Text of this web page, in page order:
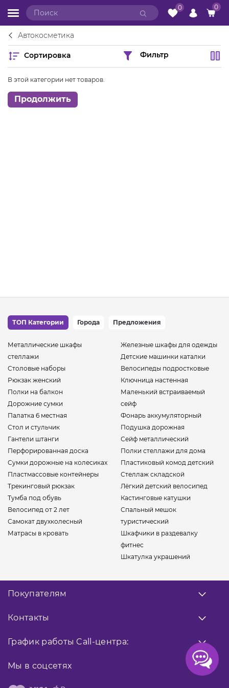
0 0
Автокосметика
Сортировка Фильтр
В этой категории нет товаров.
Продолжить
ТОП Категории Города Предложения
Металлические шкафы
стеллажи
Столовые наборы
Рюкзак женский
Полки на балкон
Дорожние сумки
Палатка 6 местная
Стол и стульчик
Гантели штанги
Железные шкафы для одежды
Детские машинки каталки
Велосипеды подростковые
Ключница настенная
Маленький встраиваемый
сейф
Фонарь аккумуляторный
Подушка дорожная
Сейф металлический
Перфорированная доска
Сумки дорожные на колесиках
Пластмассовые контейнеры
Трекинговый рюкзак
Тумба под обувь
Велосипед от 2 лет
Самокат двухколесный
Матрасы в кровать
Полки стеллажи для дома
Пластиковый комод детский
Стеллаж складской
Лёгкий детский велосипед
Кастинговые катушки
Спальный мешок
туристический
Шкафчики в раздевалку
фитнес
Шкатулка украшений
Контакты
Заказать звонок
0 800 33 10 32
График работыCall-центра:
Прием заказов
Покупателям
О нас
Доставка
Возврат товара
Мы в соцсетях